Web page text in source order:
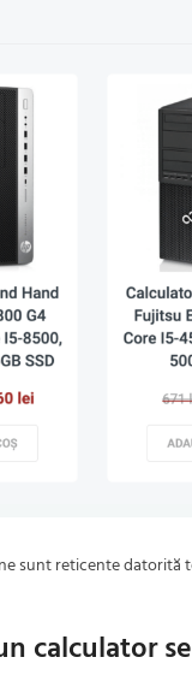
sunt reticente
calculator